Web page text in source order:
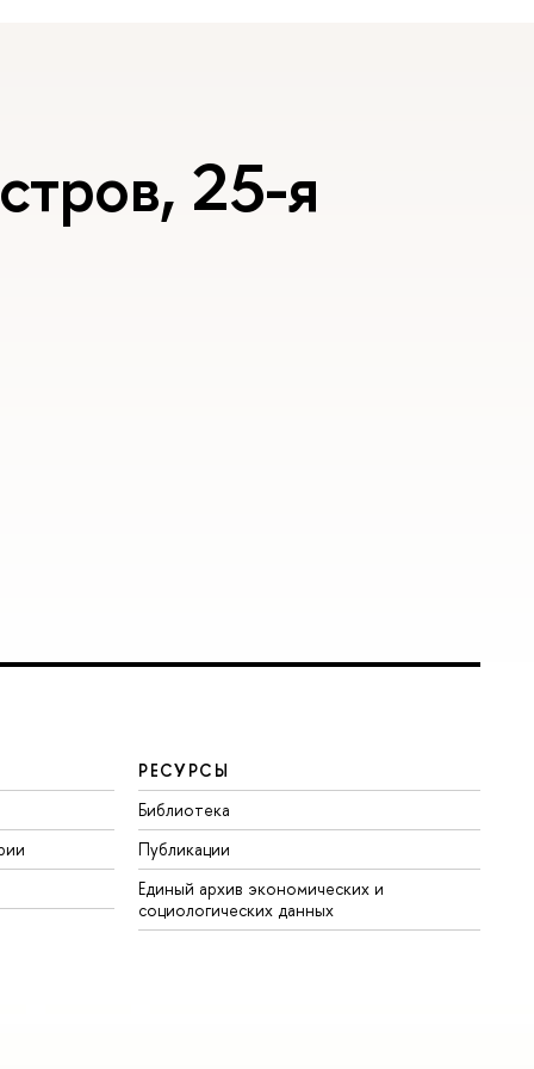
25-я
РЕСУРСЫ
Библиотека
Публикации
Единый архив экономических и
социологических данных